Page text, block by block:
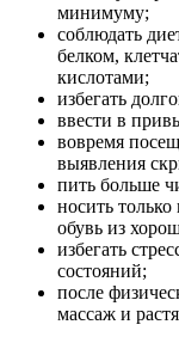
минимуму;
соблюдать
белком,
кислотами;
избегать
ввести в
вовремя
выявления
пить больше
носить
обувь из
избегать
состояний;
после
массаж и